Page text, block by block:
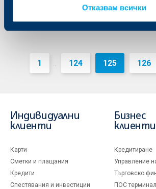
Отказвам всички
1 ... 124 125 126
Индивидуални
клиенти
Карти
Сметки и плащания
Кредити
Спестявания и инвестиции
Бизнес
клиенти
Кредитиране
Управление
Търговско
ПОС